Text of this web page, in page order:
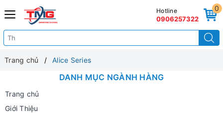
0
Hotline
0906257322
Trang chủ Alice Series
DANH MỤC NGÀNH HÀNG
Trang chủ
Giới Thiệu